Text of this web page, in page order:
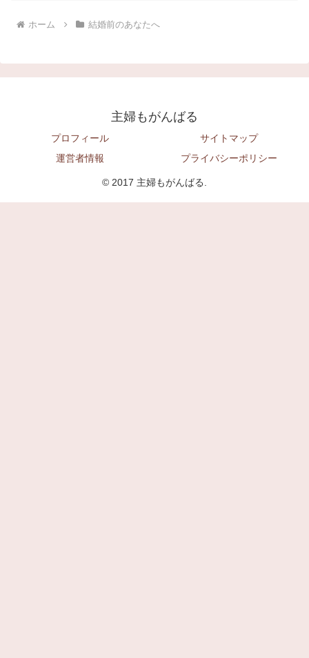
ホーム 結婚前のあなたへ
主婦もがんばる
プロフィール
サイトマップ
運営者情報
プライバシーポリシー
© 2017 主婦もがんばる.